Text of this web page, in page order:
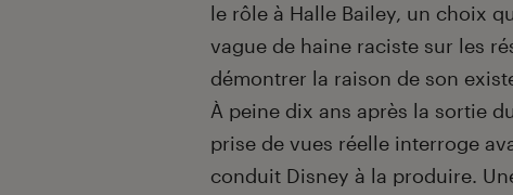
le rôle à Halle Bailey, un choix
vague de haine raciste sur les
démontrer la raison de son
À peine dix ans après la sortie
prise de vues réelle interroge
conduit Disney à la produire.